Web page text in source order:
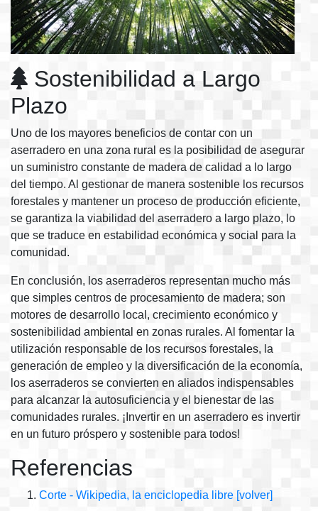
Sostenibilidad a Largo
Plazo
Uno de los mayores beneficios de contar con un
aserradero en una zona rural es la posibilidad de asegurar
un suministro constante de madera de calidad a lo largo
del tiempo. Al gestionar de manera sostenible los recursos
forestales y mantener un proceso de producción eficiente,
se garantiza la viabilidad del aserradero a largo plazo, lo
que se traduce en estabilidad económica y social para la
comunidad.
En conclusión, los aserraderos representan mucho más
que simples centros de procesamiento de madera; son
motores de desarrollo local, crecimiento económico y
sostenibilidad ambiental en zonas rurales. Al fomentar la
utilización responsable de los recursos forestales, la
generación de empleo y la diversificación de la economía,
los aserraderos se convierten en aliados indispensables
para alcanzar la autosuficiencia y el bienestar de las
comunidades rurales. ¡Invertir en un aserradero es invertir
en un futuro próspero y sostenible para todos!
Referencias
Corte - Wikipedia, la enciclopedia libre [volver]